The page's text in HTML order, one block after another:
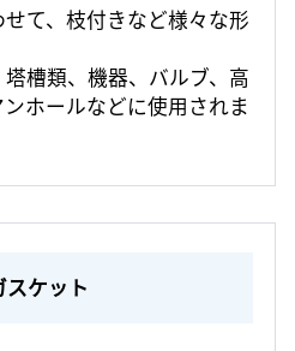
て、枝付きなど様々な形
槽類、機器、バルブ、高
ホールなどに使用されま
スケット